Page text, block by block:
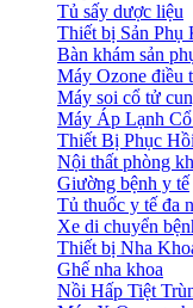
Tủ sấy dược liệu
Thiết bị Sản Phụ
Bàn khám sản
Máy Ozone điều
Máy soi cổ tử
Máy Áp Lạnh
Thiết Bị Phục
Nội thất phòng
Giường bệnh y tế
Tủ thuốc y tế đa
Xe di chuyển
Thiết bị Nha
Ghế nha khoa
Nồi Hấp Tiệt